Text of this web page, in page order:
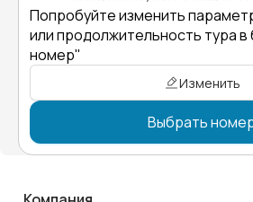
Попробуйте изменить
или продолжительность тура
номер"
Изменить
Выбрать